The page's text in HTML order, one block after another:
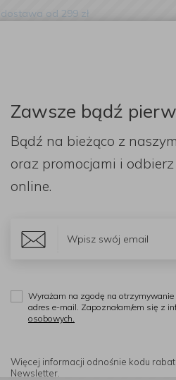
od 299 zł
DODATKI OGRÓD
Cena
language is not Polish.
of our website?
Stay here
Zawsze bądź
Bądź na bieżąco z
oraz promocjami i odbierz
online.
Wyrażam na zgodę na
adres e-mail. Zapoznałam/em się z
osobowych.
Więcej informacji odnośnie kodu
Newsletter.